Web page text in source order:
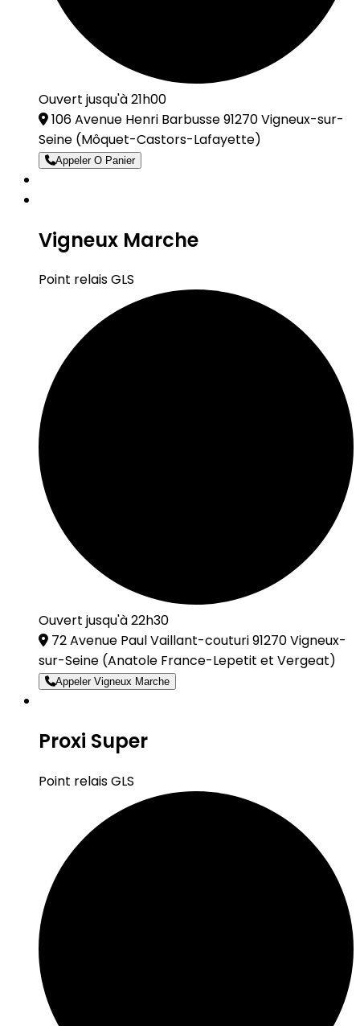
Ouvert jusqu'à 21h00
106 Avenue Henri Barbusse 91270 Vigneux-sur-
Seine (Môquet-Castors-Lafayette)
Appeler O Panier
Vigneux Marche
Point relais GLS
Ouvert jusqu'à 22h30
72 Avenue Paul Vaillant-couturi 91270 Vigneux-
sur-Seine (Anatole France-Lepetit et Vergeat)
Appeler Vigneux Marche
Proxi Super
Point relais GLS